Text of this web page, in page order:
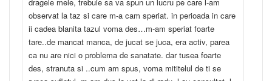
observat la taz si care m-a cam speriat. in perioada in care
ii cadea blanita tazul voma des…m-am speriat foarte
tare..de mancat manca, de jucat se juca, era activ, parea
ca nu are nici o problema de sanatate. dar tusea foarte
des, stranuta si ..cum am spus, voma mititelul de ti se